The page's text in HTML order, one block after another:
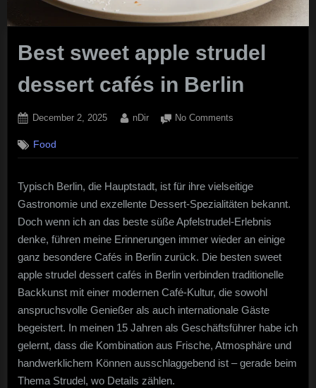
Best sweet apple strudel
dessert cafés in Berlin
Posted
December 2, 2025 By
nDir No Comments
apple
dessert
cafés
in
Berlin
Food
Typisch Berlin, die Hauptstadt, ist für ihre vielseitige
Gastronomie und exzellente Dessert-Spezialitäten bekannt.
Doch wenn ich an das beste süße Apfelstrudel-Erlebnis
denke, führen meine Erinnerungen immer wieder an einige
ganz besondere Cafés in Berlin zurück. Die besten sweet
apple strudel dessert cafés in Berlin verbinden traditionelle
Backkunst mit einer modernen Café-Kultur, die sowohl
anspruchsvolle Genießer als auch internationale Gäste
begeistert. In meinen 15 Jahren als Geschäftsführer habe ich
gelernt, dass die Kombination aus Frische, Atmosphäre und
handwerklichem Können ausschlaggebend ist – gerade beim
Thema Strudel, wo Details zählen.